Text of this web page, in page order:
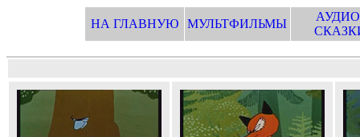
НА ГЛАВНУЮ МУЛЬТФИЛЬМЫ